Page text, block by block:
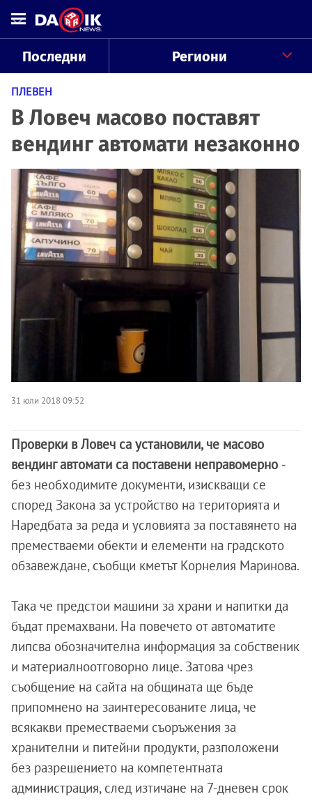
Последни Региони
ПЛЕВЕН
В Ловеч масово поставят
вендинг автомати незаконно
31 юли 2018 09:52
Проверки в Ловеч са установили, че масово
вендинг автомати са поставени неправомерно -
без необходимите документи, изискващи се
според Закона за устройство на територията и
Наредбата за реда и условията за поставянето на
преместваеми обекти и елементи на градското
обзавеждане, съобщи кметът Корнелия Маринова.
Така че предстои машини за храни и напитки да
бъдат премахвани. На повечето от автоматите
липсва обозначителна информация за собственик
и материалноотговорно лице. Затова чрез
съобщение на сайта на общината ще бъде
припомнено на заинтересованите лица, че
всякакви преместваеми съоръжения за
хранителни и питейни продукти, разположени
без разрешението на компетентната
администрация, след изтичане на 7-дневен срок